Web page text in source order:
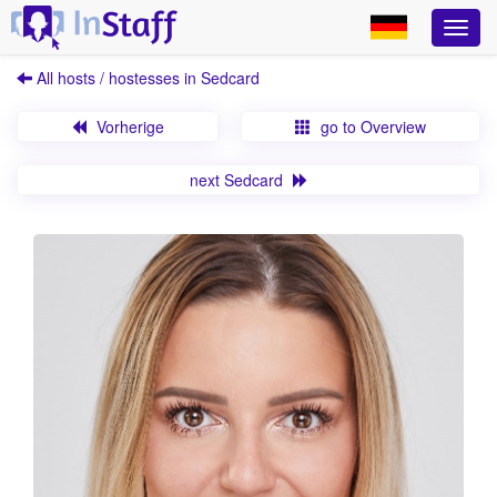
All hosts / hostesses in Sedcard
Vorherige go to Overview
next Sedcard